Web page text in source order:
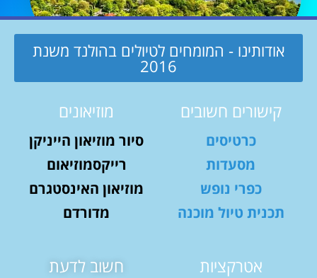
אודותינו - המומחים לטיולים בהולנד משנת
2016
קישורים חשובים
כרטיסים
מסעדות
כפרי נופש
תכנית טיול מוכנה
מוזיאונים
סיור מוזיאון הייניקן
רייקסמוזיאום
מוזיאון האינסטגרם
מדורדם
אטרקציות חשוב לדעת